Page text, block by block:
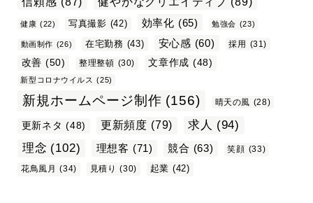
健康 (22) 写真撮影 (42) 効率化 (65) 勉強会 (23)
動画制作 (26) 在宅勤務 (43) 安心感 (60) 採用 (31)
改善 (50) 整理整頓 (30) 文章作成 (48)
新型コロナウイルス (25)
新規ホームページ制作 (156) 晴天の風 (28)
更新ネタ (48) 更新頻度 (79) 求人 (94)
理念 (102) 理想客 (71) 競合 (63) 笑顔 (33)
花鳥風月
(34) 見積り (30) 起業 (42)